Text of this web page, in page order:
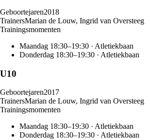
Geboortejaren2018
TrainersMarian de Louw, Ingrid van Oversteeg
Trainingsmomenten
Maandag 18:30–19:30 · Atletiekbaan
Donderdag 18:30–19:30 · Atletiekbaan
U10
Geboortejaren2017
TrainersMarian de Louw, Ingrid van Oversteeg
Trainingsmomenten
Maandag 18:30–19:30 · Atletiekbaan
Donderdag 18:30–19:30 · Atletiekbaan